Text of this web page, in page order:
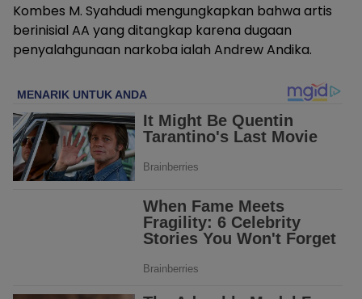
Kombes M. Syahdudi mengungkapkan bahwa artis
berinisial AA yang ditangkap karena dugaan
penyalahgunaan narkoba ialah Andrew Andika.